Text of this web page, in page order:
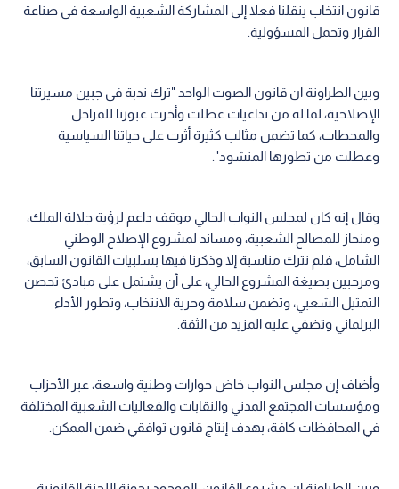
قانون انتخاب ينقلنا فعلا إلى المشاركة الشعبية الواسعة في صناعة
القرار وتحمل المسؤولية.
وبين الطراونة ان قانون الصوت الواحد "ترك ندبة في جبين مسيرتنا
الإصلاحية، لما له من تداعيات عطلت وأخرت عبورنا للمراحل
والمحطات، كما تضمن مثالب كثيرة أثرت على حياتنا السياسية
وعطلت من تطورها المنشود".
وقال إنه كان لمجلس النواب الحالي موقف داعم لرؤية جلالة الملك،
ومنحاز للمصالح الشعبية، ومساند لمشروع الإصلاح الوطني
الشامل، فلم نترك مناسبة إلا وذكرنا فيها بسلبيات القانون السابق،
ومرحبين بصيغة المشروع الحالي، على أن يشتمل على مبادئ تحصن
التمثيل الشعبي، وتضمن سلامة وحرية الانتخاب، وتطور الأداء
البرلماني وتضفي عليه المزيد من الثقة.
وأضاف إن مجلس النواب خاض حوارات وطنية واسعة، عبر الأحزاب
ومؤسسات المجتمع المدني والنقابات والفعاليات الشعبية المختلفة
في المحافظات كافة، بهدف إنتاج قانون توافقي ضمن الممكن.